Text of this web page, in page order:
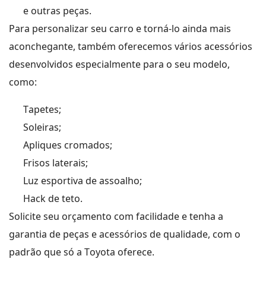
e outras peças.
Para personalizar seu carro e torná-lo ainda mais
aconchegante, também oferecemos vários acessórios
desenvolvidos especialmente para o seu modelo,
como:
Tapetes;
Soleiras;
Apliques cromados;
Frisos laterais;
Luz esportiva de assoalho;
Hack de teto.
Solicite seu orçamento com facilidade e tenha a
garantia de peças e acessórios de qualidade, com o
padrão que só a Toyota oferece.